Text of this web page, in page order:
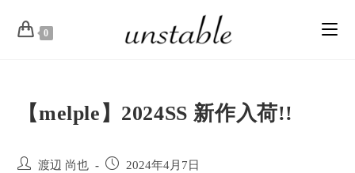
0
【melple】2024SS 新作入荷!!
渡辺 尚也 2024年4月7日